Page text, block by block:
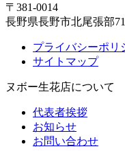
〒381-0014
長野県長野市北尾張部
プライバシーポリ
サイトマップ
ヌボー生花店について
代表者挨拶
お知らせ
お問い合わせ